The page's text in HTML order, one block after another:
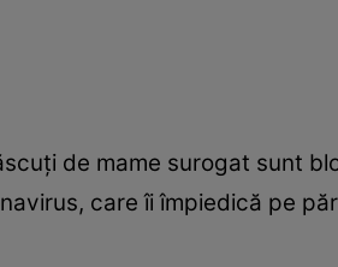
de mame surogat sunt
care îi împiedică pe